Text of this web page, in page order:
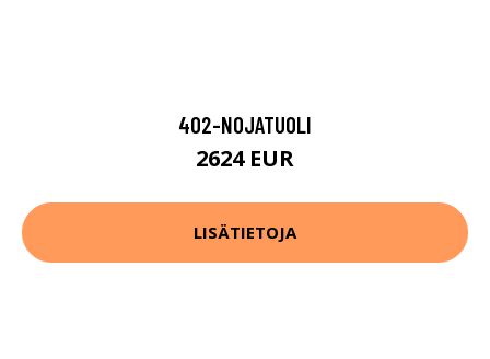
402-NOJATUOLI
2624 EUR
LISÄTIETOJA